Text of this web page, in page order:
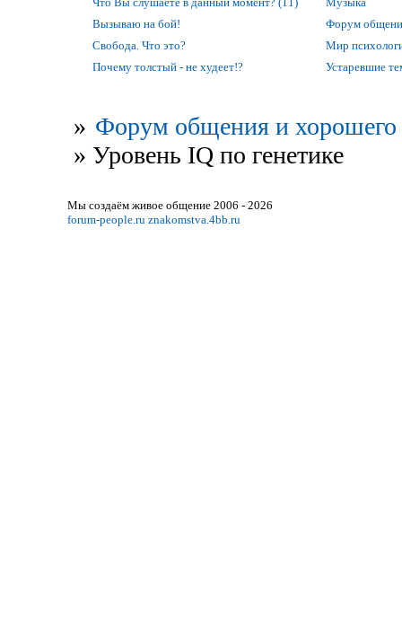
Вызываю на бой!
Форум
Свобода. Что это?
Мир
Почему толстый - не худеет!?
Устаревшие
» Форум общения и хорошего
» Уровень IQ по генетике
Мы создаём живое общение 2006 - 2026
forum-people.ru znakomstva.4bb.ru